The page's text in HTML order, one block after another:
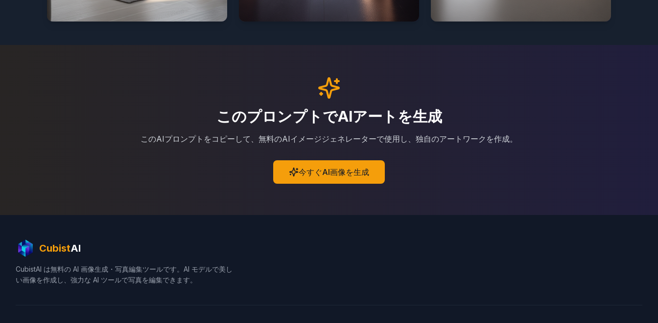
このプロンプトでAIアートを生成
このAIプロンプトをコピーして、無料のAIイメージジェネレーターで使用し、独自のアートワークを作成。
今すぐAI画像を生成
CubistAI
CubistAI は無料の AI 画像生成・写真編集ツールです。AI モデルで美し
い画像を作成し、強力な AI ツールで写真を編集できます。